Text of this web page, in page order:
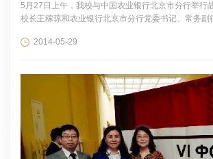
5月27日上午，我校与中国农业银行北京市分行举行
校长王稼琼和农业银行北京市分行党委书记、常务副
2014-05-29